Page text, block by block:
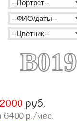
B019
руб.
6400р./мес.